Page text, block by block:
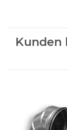
Kunden